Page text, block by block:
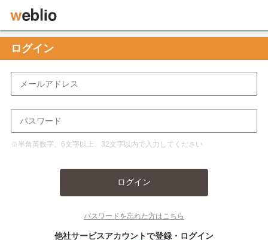
ログイン
※半角英数字、6文字以上、32文字以内で入力してください
ログイン
パスワードを忘れた方はこちら
他社サービスアカウントで登録・ログイン